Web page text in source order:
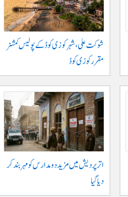
شوکت علی ، شہر کوزی کوڈ کے پولیس کمشنر
مقرر کوزی کوڈ
اتر پردیش میں مزید دو مدارس کو مہر بند کر
دیا گیا